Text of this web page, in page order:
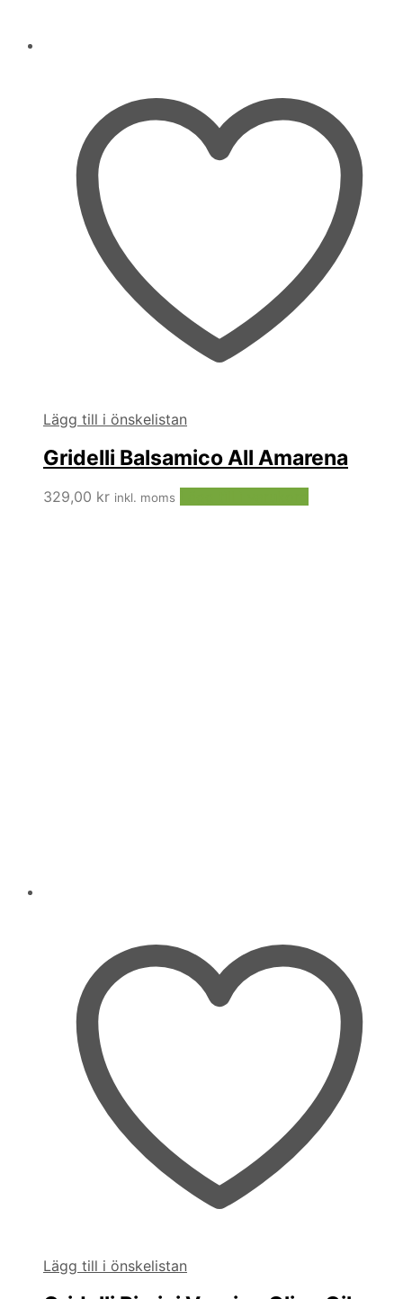
Lägg till i önskelistan
Gridelli Balsamico All Amarena
329,00 kr inkl. moms
Lägg till i önskelistan